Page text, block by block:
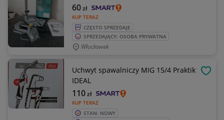
KUP TERAZ
60zł
CZĘSTO SPRZEDAJE
SPRZEDAJĄCY: OSOBA PRYWATNA
Włocławek
Uchwyt spawalniczy MIG 15/4 Praktik
IDEAL
KUP TERAZ
110zł
STAN: NOWY